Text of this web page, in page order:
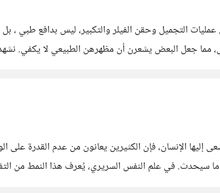
التجميل وحقن الفيلر والتكبير، ليس بدافع طبي ،
مما جعل البعض يشعرن أن مظهرهن الطبيعي لا يكفي.
المشاعر التي يسعى إليها الإنسان، فإن الكثيرين يعانون من
سيحدث. في علم النفس السريري، يُعرف هذا النمط من